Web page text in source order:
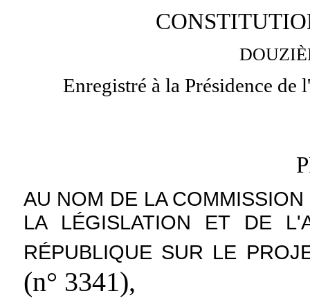
Enregistré à la Présidence
AU NOM DE LA
LA LÉGISLATION ET DE
RÉPUBLIQUE SUR LE
(n° 3341),